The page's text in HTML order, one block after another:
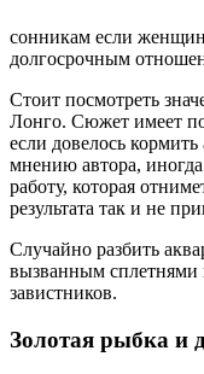
сонникам если
долгосрочным
Стоит посмотреть
Лонго. Сюжет имеет
если довелось
мнению автора,
работу, которая
результата так и не
Случайно разбить
вызванным сплетнями
завистников.
Золотая рыбка и